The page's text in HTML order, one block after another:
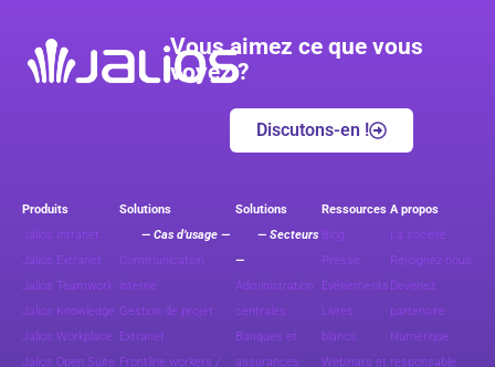
Vous aimez ce que vous
voyez ?
Discutons-en !
Produits
Jalios Intranet
Jalios Extranet
Jalios Teamwork
Jalios Knowledge
Jalios Workplace
Jalios Open Suite
Solutions
— Cas d’usage —
Communication
interne
Gestion de projet
Extranet
Frontline workers /
Solutions
— Secteurs
—
Administration
centrales
Banques et
assurances
Ressources
Blog
Presse
Evénements
Livres
blancs
Webinars et
A propos
La société
Rejoignez-nous
Devenez
partenaire
Numérique
responsable